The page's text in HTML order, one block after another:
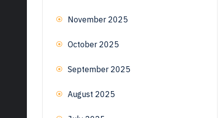
November 2025
October 2025
September 2025
August 2025